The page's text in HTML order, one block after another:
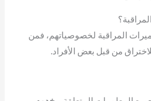
المراقبة لخصوصياتهم، فمن
من قبل بعض الأفراد.